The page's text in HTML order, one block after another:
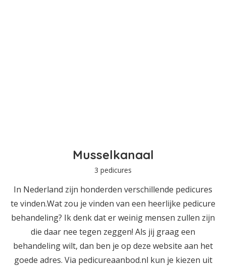
Musselkanaal
3 pedicures
In Nederland zijn honderden verschillende pedicures
te vinden.Wat zou je vinden van een heerlijke pedicure
behandeling? Ik denk dat er weinig mensen zullen zijn
die daar nee tegen zeggen! Als jij graag een
behandeling wilt, dan ben je op deze website aan het
goede adres. Via pedicureaanbod.nl kun je kiezen uit